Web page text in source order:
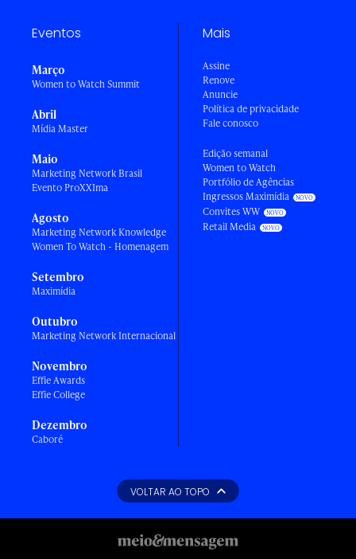
Eventos
Março
Women to Watch Summit
Abril
Mídia Master
Maio
Marketing Network Brasil
Evento ProXXIma
Agosto
Marketing Network Knowledge
Women To Watch - Homenagem
Setembro
Maximídia
Outubro
Marketing Network Internacional
Novembro
Effie Awards
Effie College
Dezembro
Caboré
Mais
Assine
Renove
Anuncie
Política de privacidade
Fale conosco
Edição semanal
Women to Watch
Portfólio de Agências
Ingressos Maximídia
Convites WW
Retail Media
VOLTAR AO TOPO